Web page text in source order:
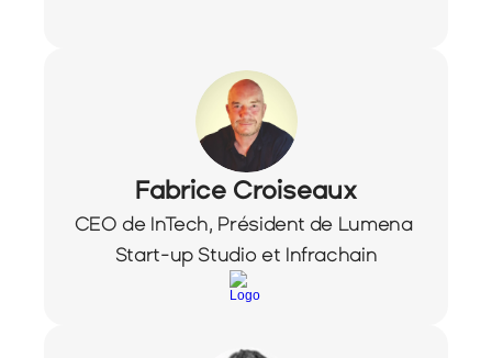
Fabrice Croiseaux
CEO de InTech, Président de Lumena
Start-up Studio et Infrachain